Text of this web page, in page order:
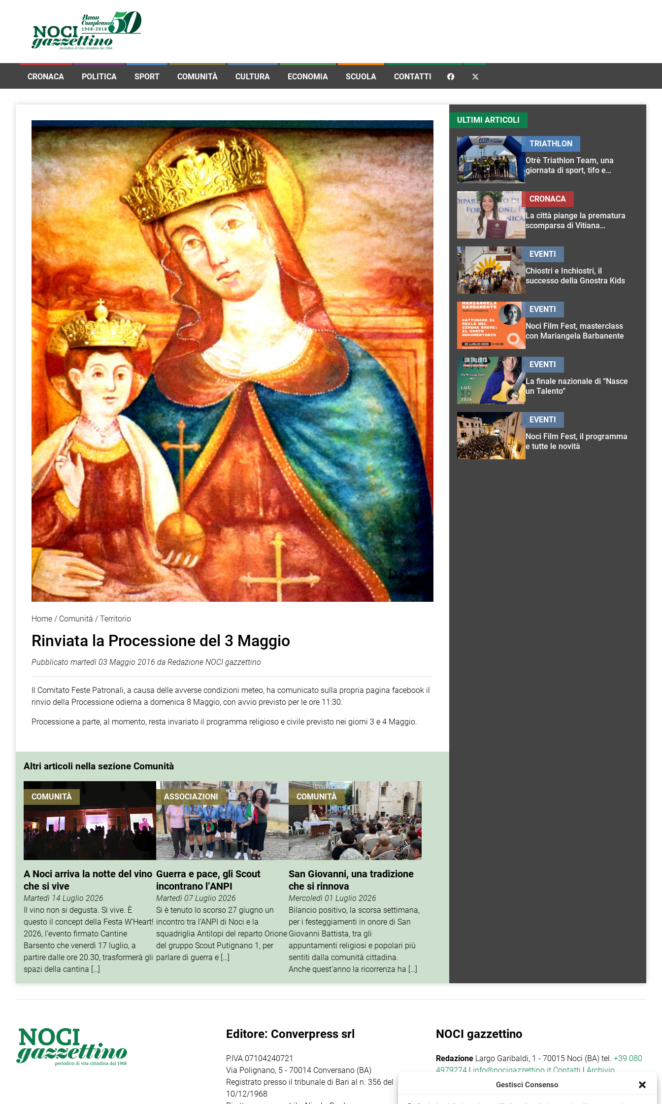
CRONACA POLITICA SPORT COMUNITÀ CULTURA ECONOMIA SCUOLA CONTATTI  
Home Comunità Territorio
Rinviata la Processione del 3 Maggio
Pubblicato martedì 03 Maggio 2016 da Redazione NOCI gazzettino
Il Comitato Feste Patronali, a causa delle avverse condizioni meteo, ha comunicato sulla propria pagina facebook il
rinvio della Processione odierna a domenica 8 Maggio, con avvio previsto per le ore 11:30.
Processione a parte, al momento, resta invariato il programma religioso e civile previsto nei giorni 3 e 4 Maggio.
Altri articoli nella sezione Comunità
COMUNITÀ
A Noci arriva la notte del vino
che si vive
Martedì 14 Luglio 2026
Il vino non si degusta. Si vive. È
questo il concept della Festa W’Heart!
2026, l’evento firmato Cantine
Barsento che venerdì 17 luglio, a
partire dalle ore 20.30, trasformerà gli
spazi della cantina […]
ASSOCIAZIONI
Guerra e pace, gli Scout
incontrano l’ANPI
Martedì 07 Luglio 2026
Si è tenuto lo scorso 27 giugno un
incontro tra l’ANPI di Noci e la
squadriglia Antilopi del reparto Orione
del gruppo Scout Putignano 1, per
parlare di guerra e […]
COMUNITÀ
San Giovanni, una tradizione
che si rinnova
Mercoledì 01 Luglio 2026
Bilancio positivo, la scorsa settimana,
per i festeggiamenti in onore di San
Giovanni Battista, tra gli
appuntamenti religiosi e popolari più
sentiti dalla comunità cittadina.
Anche quest’anno la ricorrenza ha […]
ULTIMI ARTICOLI
Otrè Triathlon Team, una
giornata di sport, tifo e
TRIATHLON
La città piange la prematura
scomparsa di Vitiana
CRONACA
Chiostri e Inchiostri, il
successo della Gnostra Kids
EVENTI
Noci Film Fest, masterclass
con Mariangela Barbanente
EVENTI
La finale nazionale di “Nasce
un Talento”
EVENTI
Noci Film Fest, il programma
e tutte le novità
EVENTI
Editore: Converpress srl
P.IVA 07104240721
Via Polignano, 5 - 70014 Conversano (BA)
Registrato presso il tribunale di Bari al n. 356 del
10/12/1968
NOCI gazzettino
Redazione Largo Garibaldi, 1 - 70015 Noci (BA) tel.+39 080
4979274 | info@nocigazzettino.it Contatti | Archivio
Gestisci Consenso